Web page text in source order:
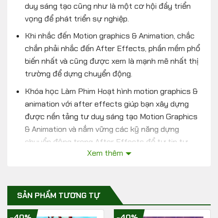
duy sáng tạo cũng như là một cơ hội đầy triển
vọng để phát triển sự nghiệp.
Khi nhắc đến Motion graphics & Animation, chắc
chắn phải nhắc đến After Effects, phần mềm phổ
biến nhất và cũng được xem là mạnh mẽ nhất thị
trường để dựng chuyển động.
Khóa học Làm Phim Hoạt hình motion graphics &
animation với after effects giúp bạn xây dựng
được nền tảng tư duy sáng tạo Motion Graphics
& Animation và nắm vững các kỹ năng dựng
chuyển động trong After Effects để tự tin tự
mình sáng tạo nên các dự án hoạt hình của riêng
kế sáng tạo của UMaster – người có kinh nghiệm
nghiên cứu lâu năm về phần mềm tuyệt vời này.
Xem thêm
SẢN PHẨM TƯƠNG TỰ